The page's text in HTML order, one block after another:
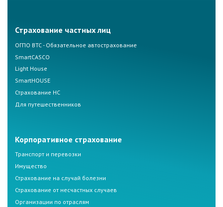
Страхование частных лиц
ОГПО ВТС - Обязательное автострахование
SmartCASCO
Light House
SmartHOUSE
Страхование НС
Для путешественников
Корпоративное страхование
Транспорт и перевозки
Имущество
Страхование на случай болезни
Страхование от несчастных случаев
Организации по отраслям